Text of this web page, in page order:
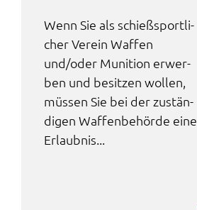
Wenn Sie als schieß­sport­li­
cher Verein Waffen
und/oder Muni­ti­on erwer­
ben und besit­zen wollen,
müssen Sie bei der zustän­
di­gen Waffen­be­hör­de eine
Erlaub­nis...